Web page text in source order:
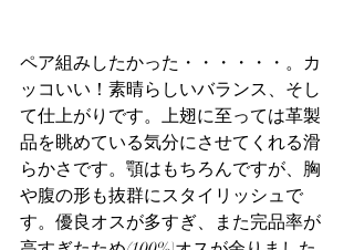
ペア組みしたかった・・・・・・。カ
ッコいい！素晴らしいバランス、そし
て仕上がりです。上翅に至っては革製
品を眺めている気分にさせてくれる滑
らかさです。顎はもちろんですが、胸
や腹の形も抜群にスタイリッシュで
す。優良オスが多すぎ、また完品率が